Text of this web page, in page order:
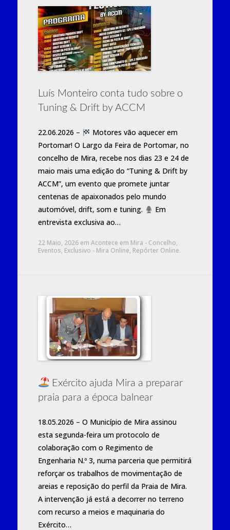
Luís Monteiro conta tudo sobre o
Tuning & Drift by ACCM
22.06.2026 –
Motores vão aquecer em
Portomar! O Largo da Feira de Portomar, no
concelho de Mira, recebe nos dias 23 e 24 de
maio mais uma edição do “Tuning & Drift by
ACCM”, um evento que promete juntar
centenas de apaixonados pelo mundo
automóvel, drift, som e tuning.
Em
entrevista exclusiva ao…
22 Maio, 2026em Acontece em Mira - Concelho,
Eventos, Exclusivo - Mira Online, Repórter Online.
Exército ajuda Mira a preparar
praia para a época balnear
18.05.2026 – O Município de Mira assinou
esta segunda-feira um protocolo de
colaboração com o Regimento de
Engenharia N.º 3, numa parceria que permitirá
reforçar os trabalhos de movimentação de
areias e reposição do perfil da Praia de Mira.
A intervenção já está a decorrer no terreno
com recurso a meios e maquinaria do
Exército…